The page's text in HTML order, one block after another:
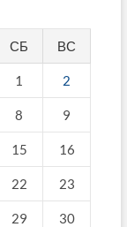
СБ ВС
1 2
8 9
15 16
22 23
29 30